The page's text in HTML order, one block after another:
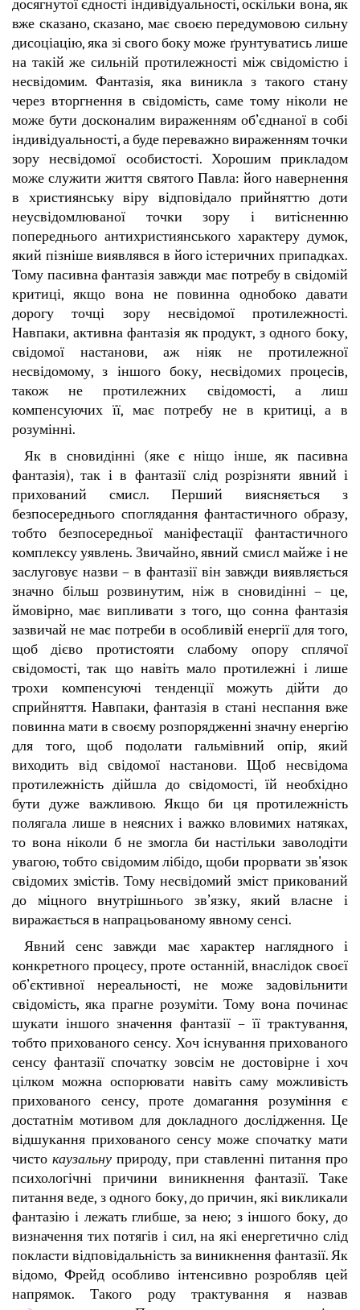
досягнутої єдності індивідуальності, оскільки вона, як
вже сказано, сказано, має своєю передумовою сильну
дисоціацію, яка зі свого боку може ґрунтуватись лише
на такій же сильній протилежності між свідомістю і
несвідомим. Фантазія, яка виникла з такого стану
через вторгнення в свідомість, саме тому ніколи не
може бути досконалим вираженням об’єднаної в собі
індивідуальності, а буде переважно вираженням точки
зору несвідомої особистості. Хорошим прикладом
може служити життя святого Павла: його навернення
в християнську віру відповідало прийняттю доти
неусвідомлюваної точки зору і витісненню
попереднього антихристиянського характеру думок,
який пізніше виявлявся в його істеричних припадках.
Тому пасивна фантазія завжди має потребу в свідомій
критиці, якщо вона не повинна однобоко давати
дорогу точці зору несвідомої протилежності.
Навпаки, активна фантазія як продукт, з одного боку,
свідомої настанови, аж ніяк не протилежної
несвідомому, з іншого боку, несвідомих процесів,
також не протилежних свідомості, а лиш
компенсуючих її, має потребу не в критиці, а в
розумінні.
Як в сновидінні (яке є ніщо інше, як пасивна
фантазія), так і в фантазії слід розрізняти явний і
прихований смисл. Перший виясняється з
безпосереднього споглядання фантастичного образу,
тобто безпосередньої маніфестації фантастичного
комплексу уявлень. Звичайно, явний смисл майже і не
заслуговує назви – в фантазії він завжди виявляється
значно більш розвинутим, ніж в сновидінні – це,
ймовірно, має випливати з того, що сонна фантазія
зазвичай не має потреби в особливій енергії для того,
щоб дієво протистояти слабому опору сплячої
свідомості, так що навіть мало протилежні і лише
трохи компенсуючі тенденції можуть дійти до
сприйняття. Навпаки, фантазія в стані неспання вже
повинна мати в своєму розпорядженні значну енергію
для того, щоб подолати гальмівний опір, який
виходить від свідомої настанови. Щоб несвідома
протилежність дійшла до свідомості, їй необхідно
бути дуже важливою. Якщо би ця протилежність
полягала лише в неясних і важко вловимих натяках,
то вона ніколи б не змогла би настільки заволодіти
увагою, тобто свідомим лібідо, щоби прорвати зв'язок
свідомих змістів. Тому несвідомий зміст прикований
до міцного внутрішнього зв’язку, який власне і
виражається в напрацьованому явному сенсі.
Явний сенс завжди має характер наглядного і
конкретного процесу, проте останній, внаслідок своєї
об’єктивної нереальності, не може задовільнити
свідомість, яка прагне розуміти. Тому вона починає
шукати іншого значення фантазії – її трактування,
тобто прихованого сенсу. Хоч існування прихованого
сенсу фантазії спочатку зовсім не достовірне і хоч
цілком можна оспорювати навіть саму можливість
прихованого сенсу, проте домагання розуміння є
достатнім мотивом для докладного дослідження. Це
відшукання прихованого сенсу може спочатку мати
чистокаузальну природу, при ставленні питання про
психологічні причини виникнення фантазії. Таке
питання веде, з одного боку, до причин, які викликали
фантазію і лежать глибше, за нею; з іншого боку, до
визначення тих потягів і сил, на які енергетично слід
покласти відповідальність за виникнення фантазії. Як
відомо, Фрейд особливо інтенсивно розробляв цей
напрямок. Такого роду трактування я назвав